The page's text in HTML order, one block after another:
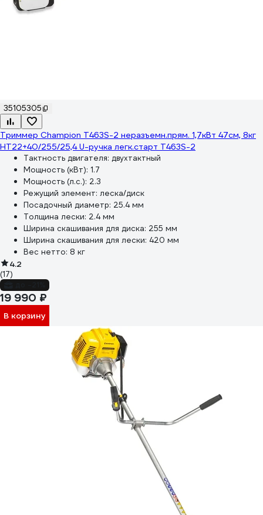
35105305
Триммер Champion Т463S-2 неразъемн.прям. 1,7кВт 47см, 8кг
HT22+40/255/25,4 U-ручка легк.старт T463S-2
Тактность двигателя: двухтактный
Мощность (кВт): 1.7
Мощность (л.с.): 2.3
Режущий элемент: леска/диск
Посадочный диаметр: 25.4 мм
Толщина лески: 2.4 мм
Ширина скашивания для диска: 255 мм
Ширина скашивания для лески: 420 мм
Вес нетто: 8 кг
4.2
(17)
19 990 ₽
В корзину